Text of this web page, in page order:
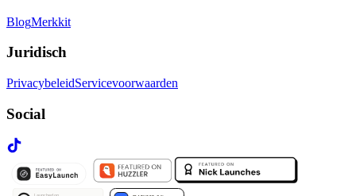
BlogMerkkit
Juridisch
PrivacybeleidServicevoorwaarden
Social